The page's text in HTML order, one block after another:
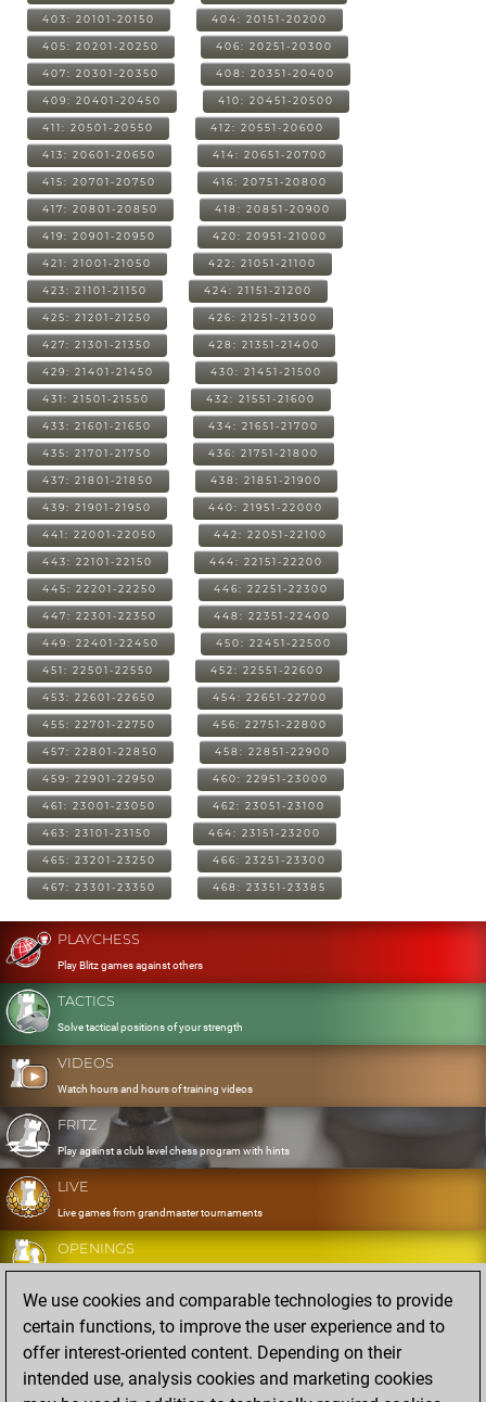
403: 20101-20150 404: 20151-20200
405: 20201-20250 406: 20251-20300
407: 20301-20350 408: 20351-20400
409: 20401-20450 410: 20451-20500
411: 20501-20550 412: 20551-20600
413: 20601-20650 414: 20651-20700
415: 20701-20750 416: 20751-20800
417: 20801-20850 418: 20851-20900
419: 20901-20950 420: 20951-21000
421: 21001-21050 422: 21051-21100
423: 21101-21150 424: 21151-21200
425: 21201-21250 426: 21251-21300
427: 21301-21350 428: 21351-21400
429: 21401-21450 430: 21451-21500
431: 21501-21550 432: 21551-21600
433: 21601-21650 434: 21651-21700
435: 21701-21750 436: 21751-21800
437: 21801-21850 438: 21851-21900
439: 21901-21950 440: 21951-22000
441: 22001-22050 442: 22051-22100
443: 22101-22150 444: 22151-22200
445: 22201-22250 446: 22251-22300
447: 22301-22350 448: 22351-22400
449: 22401-22450 450: 22451-22500
451: 22501-22550 452: 22551-22600
453: 22601-22650 454: 22651-22700
455: 22701-22750 456: 22751-22800
457: 22801-22850 458: 22851-22900
459: 22901-22950 460: 22951-23000
461: 23001-23050 462: 23051-23100
463: 23101-23150 464: 23151-23200
465: 23201-23250 466: 23251-23300
467: 23301-23350 468: 23351-23385
PLAYCHESS
Play Blitz games against others
TACTICS
Solve tactical positions of your strength
VIDEOS
Watch hours and hours of training videos
FRITZ
Play against a club level chess program with hints
LIVE
Live games from grandmaster tournaments
OPENINGS
Develop and exercise your openings
DATABASE
Eight million strong games
MYGAMES
Store and analyse your own games in the cloud
We use cookies and comparable technologies to provide
certain functions, to improve the user experience and to
offer interest-oriented content. Depending on their
intended use, analysis cookies and marketing cookies